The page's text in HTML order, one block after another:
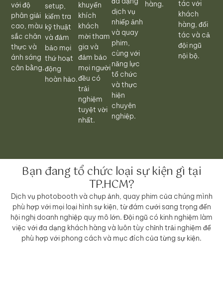
với độ
phân giải
cao, màu
sắc chân
thực và
ánh sáng
cân bằng.
setup,
kiểm tra
kỹ thuật
và đảm
bảo mọi
thứ hoạt
động
hoàn hảo.
khuyến
khích
khách
mời tham
gia và
đảm bảo
mọi người
đều có
trải
nghiệm
tuyệt vời
nhất.
dịch vụ
nhiếp ảnh
và quay
phim,
cùng với
năng lực
tổ chức
và thực
hiện
chuyên
nghiệp.
hàng.
tác với
khách
hàng, đối
tác và cả
đội ngũ
nội bộ.
Bạn đang tổ chức loại sự kiện gì tại
TP.HCM?
Dịch vụ photobooth và chụp ảnh, quay phim của chúng mình
phù hợp với mọi loại hình sự kiện, từ đám cưới sang trọng đến
hội nghị doanh nghiệp quy mô lớn. Đội ngũ có kinh nghiệm làm
việc với đa dạng khách hàng và luôn tùy chỉnh trải nghiệm để
phù hợp với phong cách và mục đích của từng sự kiện.